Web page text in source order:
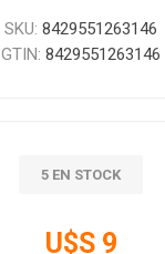
SKU: 8429551263146
GTIN: 8429551263146
5 EN STOCK
U$S 9